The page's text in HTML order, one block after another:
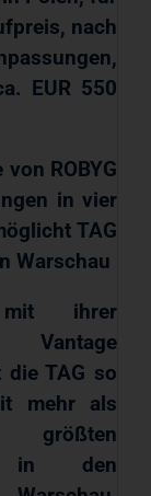
nach
EUR 550
ROBYG
in vier
TAG
Warschau
ihrer
die TAG so
mehr als
in den